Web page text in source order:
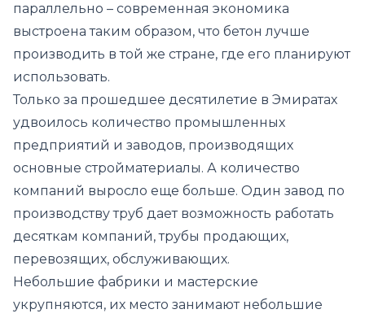
параллельно – современная экономика
выстроена таким образом, что бетон лучше
производить в той же стране, где его планируют
использовать.
Только за прошедшее десятилетие в Эмиратах
удвоилось количество промышленных
предприятий и заводов, производящих
основные стройматериалы. А количество
компаний выросло еще больше. Один завод по
производству труб дает возможность работать
десяткам компаний, трубы продающих,
перевозящих, обслуживающих.
Небольшие фабрики и мастерские
укрупняются, их место занимают небольшие